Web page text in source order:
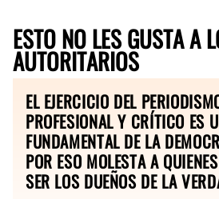
ESTO NO LES GUSTA A
AUTORITARIOS
EL EJERCICIO DEL
PROFESIONAL Y CRÍTICO ES
FUNDAMENTAL DE LA
POR ESO MOLESTA A
SER LOS DUEÑOS DE LA